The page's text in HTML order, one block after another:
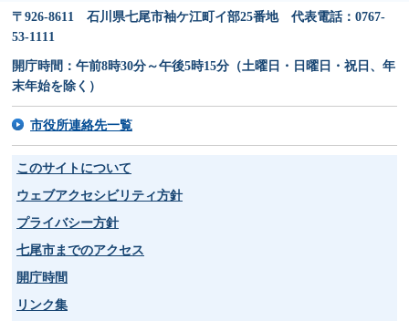
〒926-8611 石川県七尾市袖ケ江町イ部25番地 代表電話：0767-
53-1111
開庁時間：午前8時30分～午後5時15分（土曜日・日曜日・祝日、年
末年始を除く）
市役所連絡先一覧
このサイトについて
ウェブアクセシビリティ方針
プライバシー方針
七尾市までのアクセス
開庁時間
リンク集